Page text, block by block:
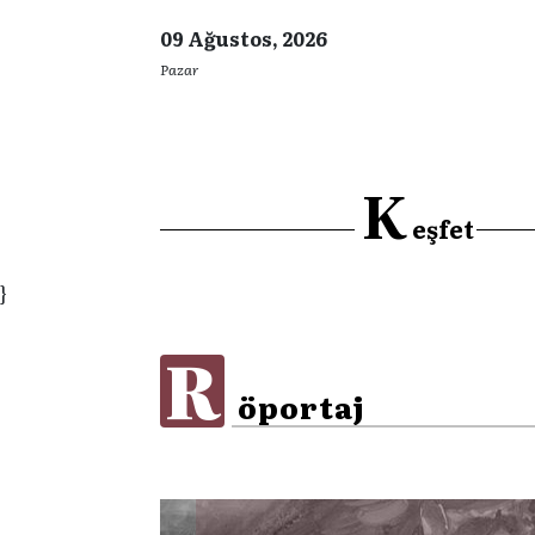
09 Ağustos, 2026
Pazar
Keşfet
}
R öportaj